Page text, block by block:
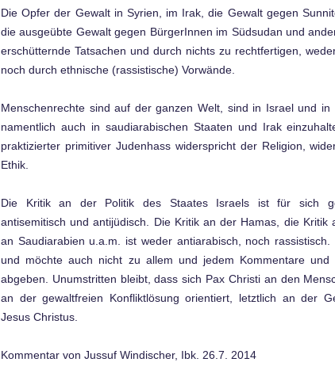
Die Opfer der Gewalt in Syrien, im Irak, die Gewalt gegen
die ausgeübte Gewalt gegen BürgerInnen im Südsudan und
erschütternde Tatsachen und durch nichts zu rechtfertigen,
noch durch ethnische (rassistische) Vorwände.
Menschenrechte sind auf der ganzen Welt, sind in Israel und in
namentlich auch in saudiarabischen Staaten und Irak
praktizierter primitiver Judenhass widerspricht der Religion,
Ethik.
Die Kritik an der Politik des Staates Israels ist für sich
antisemitisch und antijüdisch. Die Kritik an der Hamas, die Kritik
an Saudiarabien u.a.m. ist weder antiarabisch, noch rassistisch.
und möchte auch nicht zu allem und jedem Kommentare und
abgeben. Unumstritten bleibt, dass sich Pax Christi an den
an der gewaltfreien Konfliktlösung orientiert, letztlich an der
Jesus Christus.
Kommentar von Jussuf Windischer, Ibk. 26.7. 2014